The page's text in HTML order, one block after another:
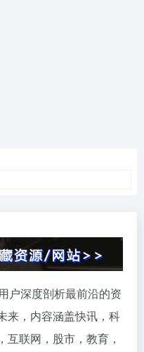
户深度剖析最前沿的资
来，内容涵盖快讯，科
联网，股市，教育，